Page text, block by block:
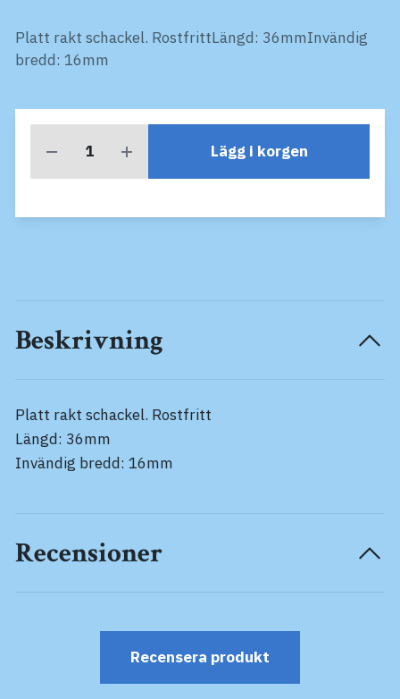
Platt rakt schackel. RostfrittLängd: 36mmInvändig
bredd: 16mm
Lägg i korgen
Beskrivning
Platt rakt schackel. Rostfritt
Längd: 36mm
Invändig bredd: 16mm
Recensioner
Recensera produkt